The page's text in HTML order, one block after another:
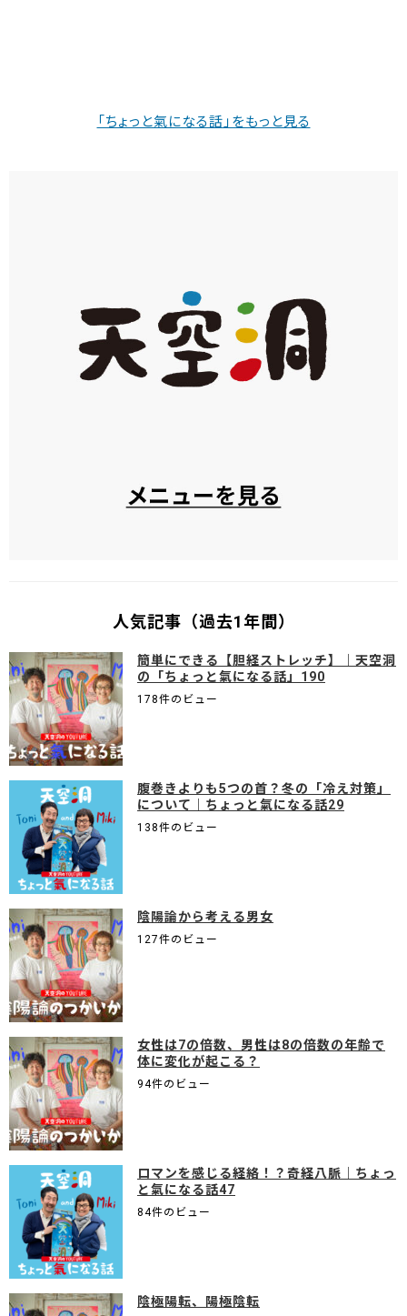
「ちょっと氣になる話」をもっと見る
人気記事（過去1年間）
簡単にできる【胆経ストレッチ】｜天空洞
の「ちょっと氣になる話」190
178件のビュー
腹巻きよりも5つの首？冬の「冷え対策」
について｜ちょっと氣になる話29
138件のビュー
陰陽論から考える男女
127件のビュー
女性は7の倍数、男性は8の倍数の年齢で
体に変化が起こる？
94件のビュー
ロマンを感じる経絡！？奇経八脈｜ちょっ
と氣になる話47
84件のビュー
陰極陽転、陽極陰転